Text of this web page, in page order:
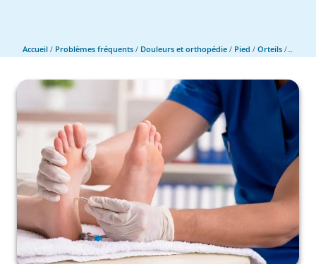
Accueil / Problèmes fréquents / Douleurs et orthopédie / Pied / Orteils /